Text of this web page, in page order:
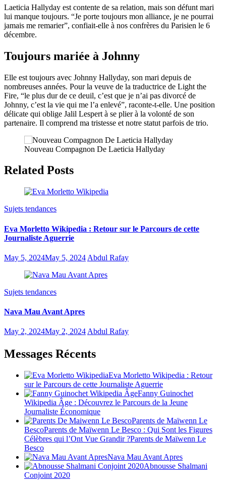
Laeticia Hallyday est contente de sa relation, mais son défunt mari
lui manque toujours. “Je porte toujours mon alliance, je ne pourrai
jamais me remarier”, confiait-elle à nos confrères du Parisien le 6
décembre.
Toujours mariée à Johnny
Elle est toujours avec Johnny Hallyday, son mari depuis de
nombreuses années. Pour la veuve de la traductrice de Light the
Fire, “le plus dur de ce deuil, c’est que je n’ai pas divorcé de
Johnny, c’est la vie qui me l’a enlevé”, raconte-t-elle. Une position
délicate qui oblige Jalil Lespert à se plier à la volonté de son
partenaire. Il comprend ma tristesse et notre statut parfois de trio.
Nouveau Compagnon De Laeticia Hallyday
Related Posts
Sujets tendances
Eva Morletto Wikipedia : Retour sur le Parcours de cette
Journaliste Aguerrie
May 5, 2024May 5, 2024 Abdul Rafay
Sujets tendances
Nava Mau Avant Apres
May 2, 2024May 2, 2024 Abdul Rafay
Messages Récents
Eva Morletto Wikipedia : Retour
sur le Parcours de cette Journaliste Aguerrie
Fanny Guinochet
Wikipedia Âge : Découvrez le Parcours de la Jeune
Journaliste Économique
Parents de Maïwenn Le
BescoParents de Maïwenn Le Besco : Qui Sont les Figures
Célèbres qui l’Ont Vue Grandir ?Parents de Maïwenn Le
Besco
Nava Mau Avant Apres
Abnousse Shalmani
Conjoint 2020